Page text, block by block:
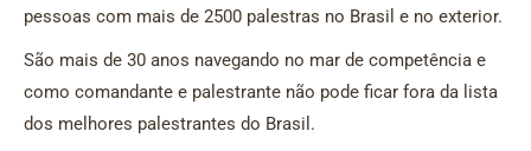
pessoas com mais de 2500 palestras no Brasil e no exterior.
São mais de 30 anos navegando no mar de competência e
como comandante e palestrante não pode ficar fora da lista
dos melhores palestrantes do Brasil.